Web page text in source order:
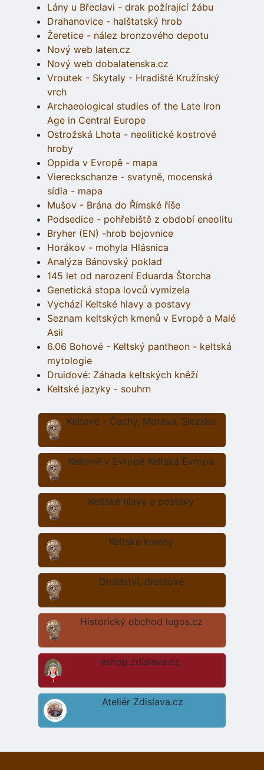
Lány u Břeclavi - drak požírající žábu
Drahanovice - halštatský hrob
Žeretice - nález bronzového depotu
Nový web laten.cz
Nový web dobalatenska.cz
Vroutek - Skytaly - Hradiště Kružínský
vrch
Archaeological studies of the Late Iron
Age in Central Europe
Ostrožská Lhota - neolitické kostrové
hroby
Oppida v Evropě - mapa
Viereckschanze - svatyně, mocenská
sídla - mapa
Mušov - Brána do Římské říše
Podsedice - pohřebiště z období eneolitu
Bryher (EN) -hrob bojovnice
Horákov - mohyla Hlásnica
Analýza Bánovský poklad
145 let od narození Eduarda Štorcha
Genetická stopa lovců vymizela
Vychází Keltské hlavy a postavy
Seznam keltských kmenů v Evropě a Malé
Asii
6.06 Bohové - Keltský pantheon - keltská
mytologie
Druidové: Záhada keltských kněží
Keltské jazyky - souhrn
Keltové - Čechy, Morava, Slezsko
Keltové v Evropě Keltská Evropa
Keltské hlavy a postavy
Keltské kmeny
Druidství, druidové
Historický obchod lugos.cz
eshop.zdislava.cz
Ateliér Zdislava.cz